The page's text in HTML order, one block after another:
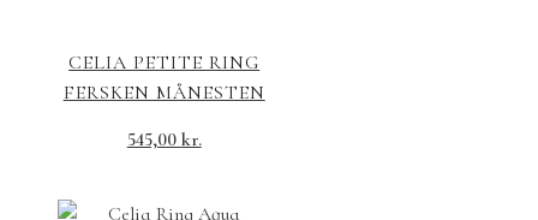
CELIA PETITE RING
FERSKEN MÅNESTEN
545,00 kr.